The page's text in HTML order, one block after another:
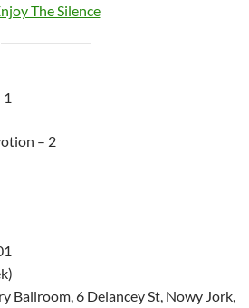
The Silence
– 2
Ballroom, 6 Delancey St, Nowy Jork,